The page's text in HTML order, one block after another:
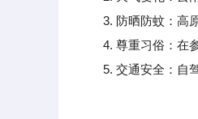
3. 防晒防蚊：高原
4. 尊重习俗：在参
5. 交通安全：自驾